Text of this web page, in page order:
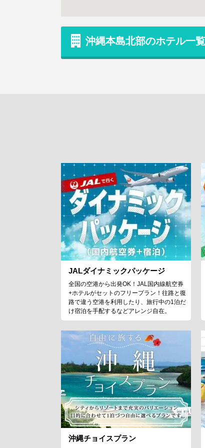
沖縄本島北部のホテル一
JALダイナミックパッケージ
全国の空港から出発OK！JAL国内線航空券
+ホテルがセットのフリープラン！往路と復
路で違う空港を利用したり、旅行中の1泊だ
け宿泊を手配するなどアレンジ自在。
沖縄チョイスプラン